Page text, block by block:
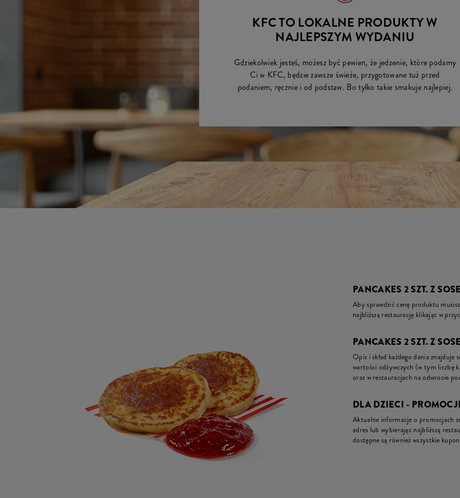
KFC TO LOKALNE PRODUKTY W
NAJLEPSZYM WYDANIU
Gdziekolwiek jesteś, możesz być pewien, że jedzenie, które podamy
Ci w KFC, będzie zawsze świeże, przygotowane tuż przed
podaniem, ręcznie i od podstaw. Bo tylko takie smakuje najlepiej.
PANCAKES 2 SZT. Z
Aby sprawdzić cenę produktu
najbliższą restaurację klikając w
PANCAKES 2 SZT. Z
Opis i skład każdego dania znajduje
wartości odżywczych (w tym liczbę
oraz w restauracjach na odwrocie
DLA DZIECI -
Aktualne informacje o promocjach
adres lub wybierając najbliższą
dostępne są również wszystkie